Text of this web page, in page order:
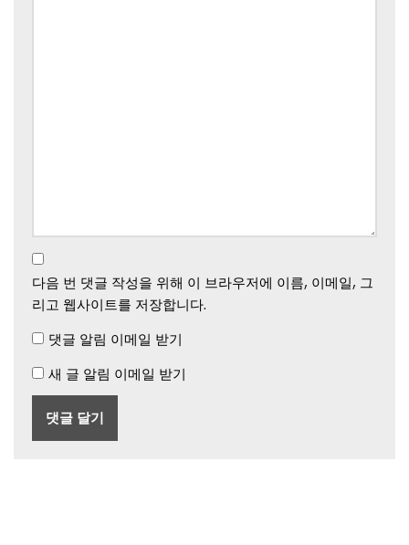
다음 번 댓글 작성을 위해 이 브라우저에 이름, 이메일, 그
리고 웹사이트를 저장합니다.
댓글 알림 이메일 받기
새 글 알림 이메일 받기